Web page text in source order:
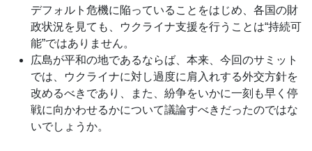
デフォルト危機に陥っていることをはじめ、各国の財
政状況を見ても、ウクライナ支援を行うことは“持続可
能”ではありません。
広島が平和の地であるならば、本来、今回のサミット
では、ウクライナに対し過度に肩入れする外交方針を
改めるべきであり、また、紛争をいかに一刻も早く停
戦に向かわせるかについて議論すべきだったのではな
いでしょうか。